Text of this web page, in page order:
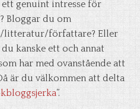
genuint intresse för
Bloggar du om
litteratur/författare? Eller
kanske ett och annat
har med ovanstående att
är du välkommen att delta
”.